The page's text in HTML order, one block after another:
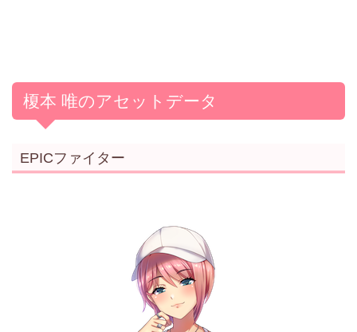
榎本 唯のアセットデータ
EPICファイター